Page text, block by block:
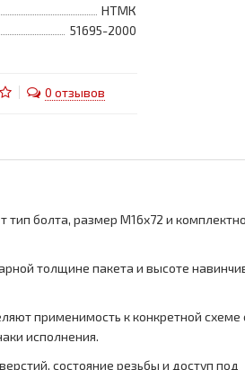
НТМК
51695-2000
0 отзывов
болта, размер M16х72 и
толщине пакета и высоте
применимость к конкретной схеме
исполнения.
состояние резьбы и доступ под